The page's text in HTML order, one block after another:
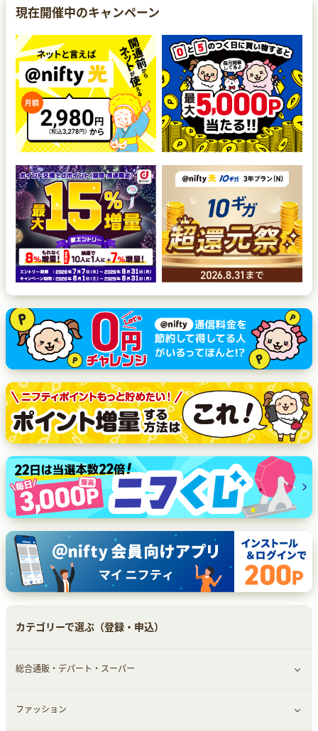
現在開催中のキャンペーン
カテゴリーで選ぶ（登録・申込）
総合通販・デパート・スーパー
すべて見る
ファッション